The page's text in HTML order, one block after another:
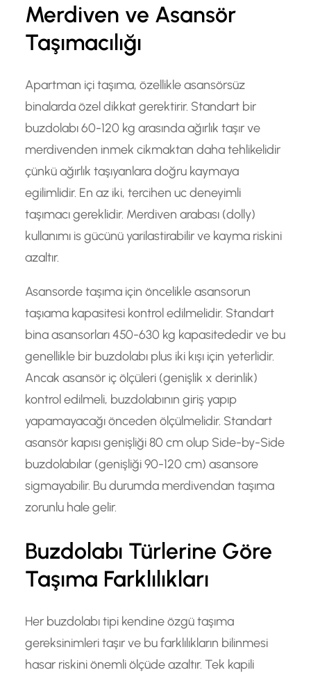
Merdiven ve Asansör
Taşımacılığı
Apartman içi taşıma, özellikle asansörsüz
binalarda özel dikkat gerektirir. Standart bir
buzdolabı 60-120 kg arasında ağırlık taşır ve
merdivenden inmek cikmaktan daha tehlikelidir
çünkü ağırlık taşıyanlara doğru kaymaya
egilimlidir. En az iki, tercihen uc deneyimli
taşımacı gereklidir. Merdiven arabası (dolly)
kullanımı is gücünü yarilastirabilir ve kayma riskini
azaltır.
Asansorde taşıma için öncelikle asansorun
taşıama kapasitesi kontrol edilmelidir. Standart
bina asansorları 450-630 kg kapasitededir ve bu
genellikle bir buzdolabı plus iki kışı için yeterlidir.
Ancak asansör iç ölçüleri (genişlik x derinlik)
kontrol edilmeli, buzdolabının giriş yapıp
yapamayacağı önceden ölçülmelidir. Standart
asansör kapısı genişliği 80 cm olup Side-by-Side
buzdolabılar (genişliği 90-120 cm) asansore
sigmayabilir. Bu durumda merdivendan taşıma
zorunlu hale gelir.
Buzdolabı Türlerine Göre
Taşıma Farklılıkları
Her buzdolabı tipi kendine özgü taşıma
gereksinimleri taşır ve bu farklılıkların bilinmesi
hasar riskini önemli ölçüde azaltır. Tek kapili